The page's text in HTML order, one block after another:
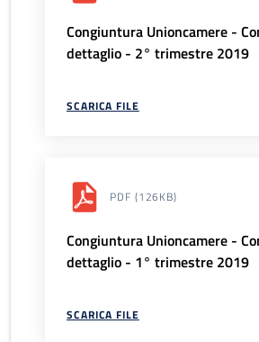
Congiuntura Unioncamere -
dettaglio - 2° trimestre 2019
SCARICA FILE
PDF (126KB)
Congiuntura Unioncamere -
dettaglio - 1° trimestre 2019
SCARICA FILE